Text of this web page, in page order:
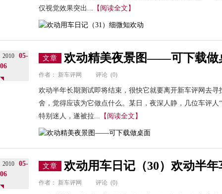
仅视觉效果突出... 【阅读全文】
2010
05-
06
文章 欢动精美夜景图——可下载做
作者： 新车评网 评论 (0)
欢动半年长期测试即将结束，很快它就要离开新车评网去
舍，觉得应该为它做点什么。某日，夜深人静，几位车评
特别迷人，遂被拉... 【阅读全文】
2010
05-
06
文章 欢动用车日记（30）欢动半
作者： 新车评网 评论 (0)